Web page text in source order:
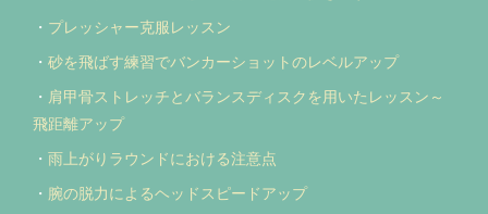
・ プレッシャー克服レッスン
・ 砂を飛ばす練習でバンカーショットのレベルアップ
・ 肩甲骨ストレッチとバランスディスクを用いたレッスン～
飛距離アップ
・ 雨上がりラウンドにおける注意点
・ 腕の脱力によるヘッドスピードアップ